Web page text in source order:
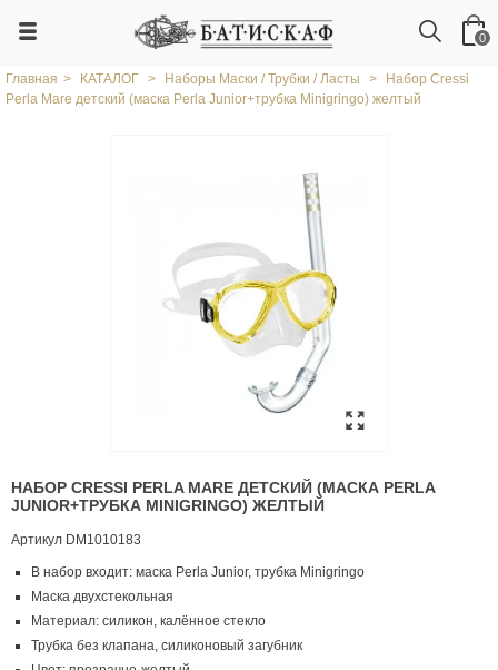
0
Главная > КАТАЛОГ > Наборы Маски / Трубки / Ласты >
Набор Cressi
Perla Mare детский (маска Perla Junior+трубка Minigringo) желтый
НАБОР CRESSI PERLA MARE ДЕТСКИЙ (МАСКА PERLA
JUNIOR+ТРУБКА MINIGRINGO) ЖЕЛТЫЙ
Артикул DM1010183
В набор входит: маска Perla Junior, трубка Minigringo
Маска двухстекольная
Материал: силикон, калённое стекло
Трубка без клапана, силиконовый загубник